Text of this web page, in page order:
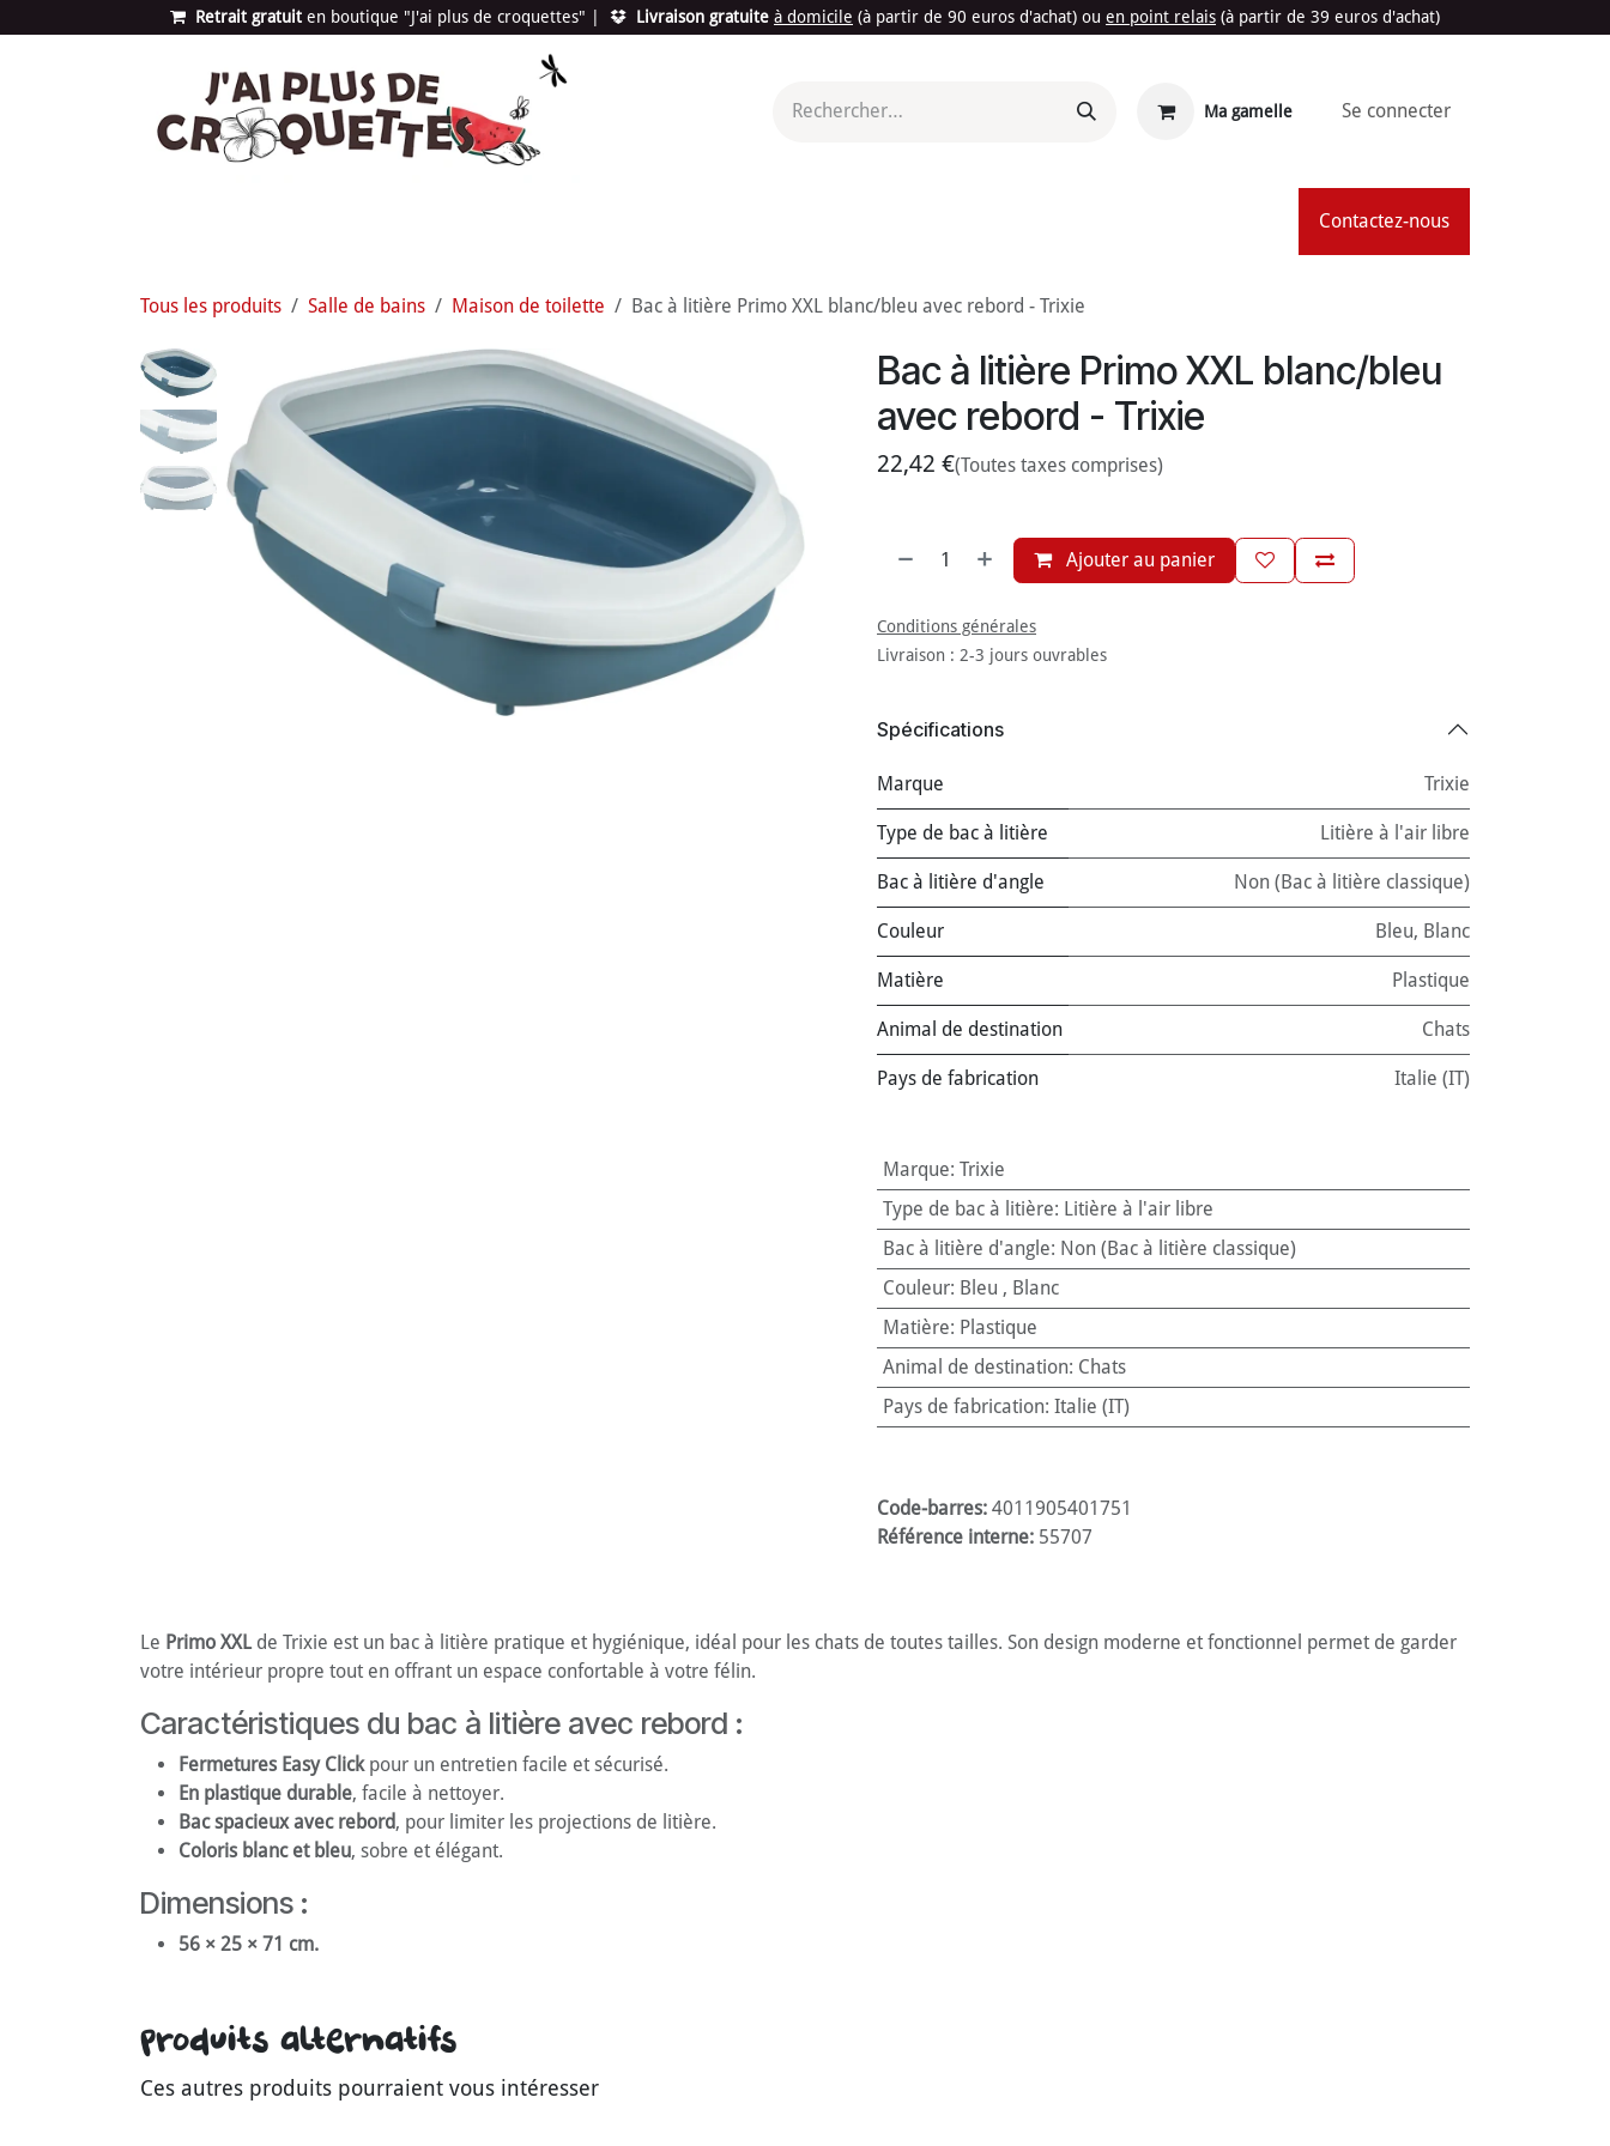
Se rendre au contenu Retrait gratuit en bou​​​​​​tique "J'ai plus de croquettes" Livraison gratuite à domicile (à partir de 90 euros d'achat) ou en point relais (à partir de 39 euros d'achat)
Ma gamelle Se connecter
Contactez-nous
Tous les produits Salle de bains Maison de toilette Bac à litière Primo XXL blanc/bleu avec rebord - Trixie
Bac à litière Primo XXL blanc/bleu
avec rebord - Trixie
22,42 €(Toutes taxes comprises)
Ajouter au panier
Conditions générales
Livraison : 2-3 jours ouvrables
Spécifications
Marque Trixie
Type de bac à litière Litière à l'air libre
Bac à litière d'angle Non (Bac à litière classique)
Couleur Bleu, Blanc
Matière Plastique
Animal de destination Chats
Pays de fabrication Italie (IT)
Marque: Trixie
Type de bac à litière: Litière à l'air libre
Bac à litière d'angle: Non (Bac à litière classique)
Couleur: Bleu , Blanc
Matière: Plastique
Animal de destination: Chats
Pays de fabrication: Italie (IT)
Code-barres: 4011905401751
Référence interne: 55707
Le Primo XXLde Trixie est un bac à litière pratique et hygiénique, idéal pour les chats de toutes tailles. Son design moderne et fonctionnel permet de garder
votre intérieur propre tout en offrant un espace confortable à votre félin.
Caractéristiques du bac à litière avec rebord :
Fermetures Easy Clickpour un entretien facile et sécurisé.
En plastique durable, facile à nettoyer.
Bac spacieux avec rebord, pour limiter les projections de litière.
Coloris blanc et bleu, sobre et élégant.
Dimensions :
56 × 25 × 71 cm.
Produits alternatifs
Ces autres produits pourraient vous intéresser